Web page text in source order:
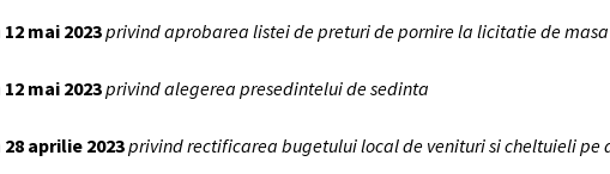
mai 2023privind aprobarea listei de preturi de pornire la licitatie de
mai 2023privind alegerea presedintelui de sedinta
aprilie 2023privind rectificarea bugetului local de venituri si cheltuieli pe